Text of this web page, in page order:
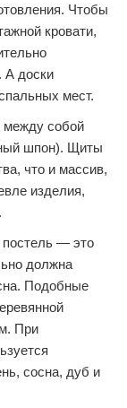
Чтобы
кровати,
А доски
мест.
между собой
шпон). Щиты
что и массив,
изделия,
постель — это
должна
Подобные
При
сосна, дуб и